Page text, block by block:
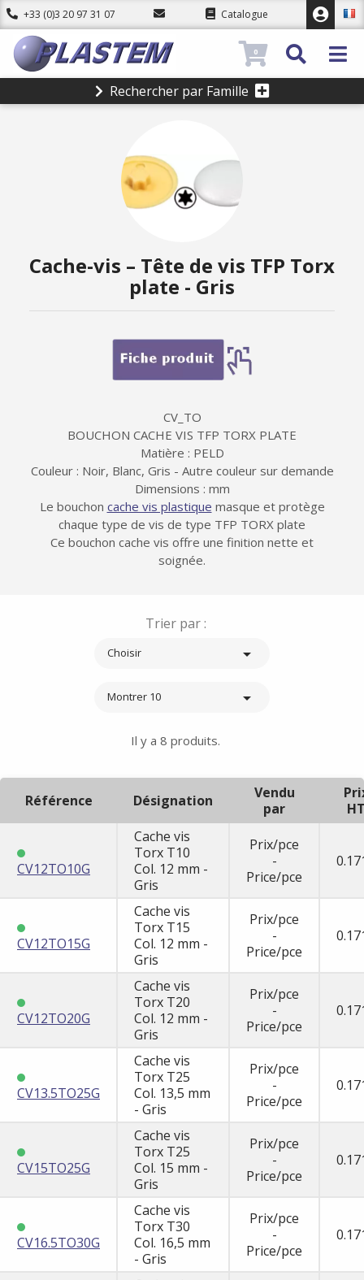
+33 (0)3 20 97 31 07 Catalogue
Rechercher par Famille
0
Cache-vis – Tête de vis TFP Torx
plate - Gris
CV_TO
BOUCHON CACHE VIS TFP TORX PLATE
Matière : PELD
Couleur : Noir, Blanc, Gris - Autre couleur sur demande
Dimensions : mm
Le bouchon cache vis plastique masque et protège
chaque type de vis de type TFP TORX plate
Ce bouchon cache vis offre une finition nette et
soignée.
Trier par :
Choisir 
Montrer 10 
Il y a 8 produits.
Référence Désignation
Vendu
par
CV12TO10G
Cache vis
Torx T10
Col. 12 mm -
Gris
Prix/pce
-
Price/pce
CV12TO15G
Cache vis
Torx T15
Col. 12 mm -
Gris
Prix/pce
-
Price/pce
CV12TO20G
Cache vis
Torx T20
Col. 12 mm -
Gris
Prix/pce
-
Price/pce
CV13.5TO25G
Cache vis
Torx T25
Col. 13,5 mm
- Gris
Prix/pce
-
Price/pce
CV15TO25G
Cache vis
Torx T25
Col. 15 mm -
Gris
Prix/pce
-
Price/pce
CV16.5TO30G
Cache vis
Torx T30
Col. 16,5 mm
- Gris
Prix/pce
-
Price/pce